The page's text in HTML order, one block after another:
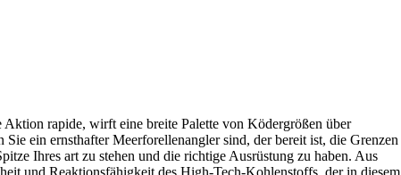
rapide, wirft eine breite Palette von Ködergrößen über
ein ernsthafter Meerforellenangler sind, der bereit ist, die Grenzen
Ihres art zu stehen und die richtige Ausrüstung zu haben. Aus
und Reaktionsfähigkeit des High-Tech-Kohlenstoffs, der in diesem